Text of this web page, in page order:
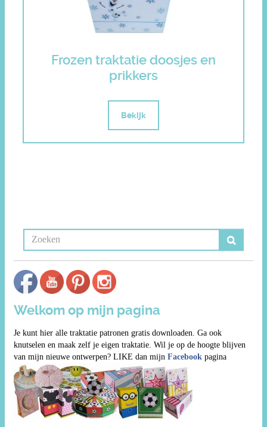
Frozen traktatie doosjes en
prikkers
Bekijk
Welkom op mijn pagina
Je kunt hier alle traktatie patronen gratis downloaden. Ga ook
knutselen en maak zelf je eigen traktatie. Wil je op de hoogte blijven
van mijn nieuwe ontwerpen? LIKE dan mijn Facebook pagina